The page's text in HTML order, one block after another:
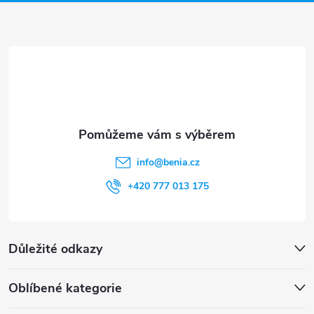
Důležité odkazy
Oblíbené kategorie
info@benia.cz
+420 777 013 175